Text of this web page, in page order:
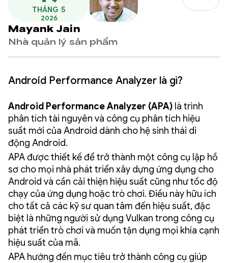
THÁNG 5
2026
Mayank Jain
Nhà quản lý sản phẩm
Android Performance Analyzer là gì?
Android Performance Analyzer (APA) là trình
phân tích tài nguyên và công cụ phân tích hiệu
suất mới của Android dành cho hệ sinh thái di
động Android.
APA được thiết kế để trở thành một công cụ lập hồ
sơ cho mọi nhà phát triển xây dựng ứng dụng cho
Android và cần cải thiện hiệu suất cũng như tốc độ
chạy của ứng dụng hoặc trò chơi. Điều này hữu ích
cho tất cả các kỹ sư quan tâm đến hiệu suất, đặc
biệt là những người sử dụng Vulkan trong công cụ
phát triển trò chơi và muốn tận dụng mọi khía cạnh
hiệu suất của mã.
APA hướng đến mục tiêu trở thành công cụ giúp